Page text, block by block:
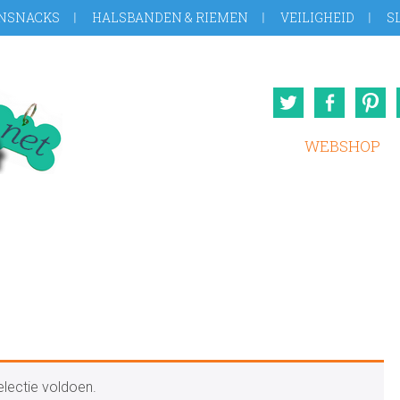
HALSBANDEN & RIEMEN VEILIGHEID
Twitter
WEBSHOP
voldoen.